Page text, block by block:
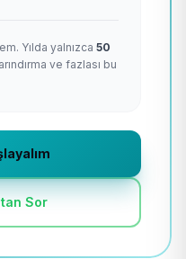
Yılda yalnızca 50
ve fazlası bu
Sor